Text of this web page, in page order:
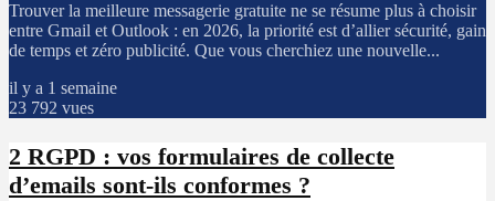
Trouver la meilleure messagerie gratuite ne se résume plus à choisir
entre Gmail et Outlook : en 2026, la priorité est d’allier sécurité, gain
de temps et zéro publicité. Que vous cherchiez une nouvelle...
il y a 1 semaine
23 792 vues
2 RGPD : vos formulaires de collecte
d’emails sont-ils conformes ?